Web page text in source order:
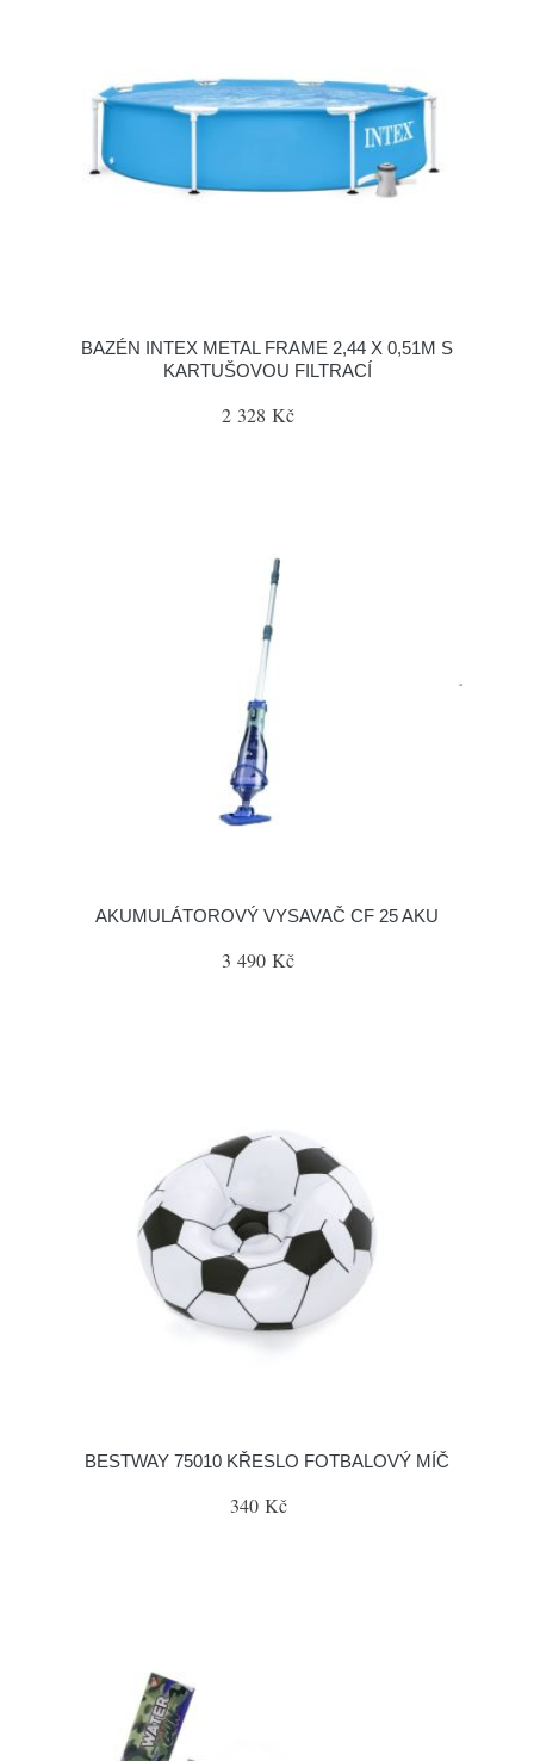
BAZÉN INTEX METAL FRAME 2,44 X 0,51M S
KARTUŠOVOU FILTRACÍ
2 328 Kč
AKUMULÁTOROVÝ VYSAVAČ CF 25 AKU
3 490 Kč
BESTWAY 75010 KŘESLO FOTBALOVÝ MÍČ
340 Kč